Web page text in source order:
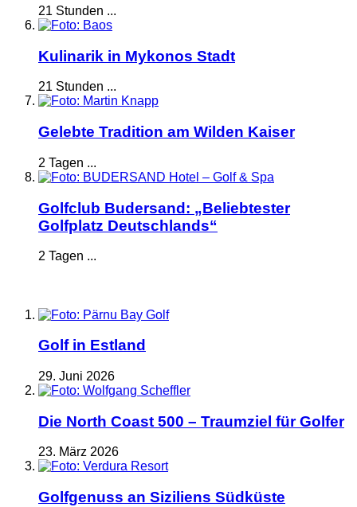
21 Stunden ...
Kulinarik in Mykonos Stadt
21 Stunden ...
Gelebte Tradition am Wilden Kaiser
2 Tagen ...
Golfclub Budersand: „Beliebtester
Golfplatz Deutschlands“
2 Tagen ...
Golf in Estland
29. Juni 2026
Die North Coast 500 – Traumziel für Golfer
23. März 2026
Golfgenuss an Siziliens Südküste